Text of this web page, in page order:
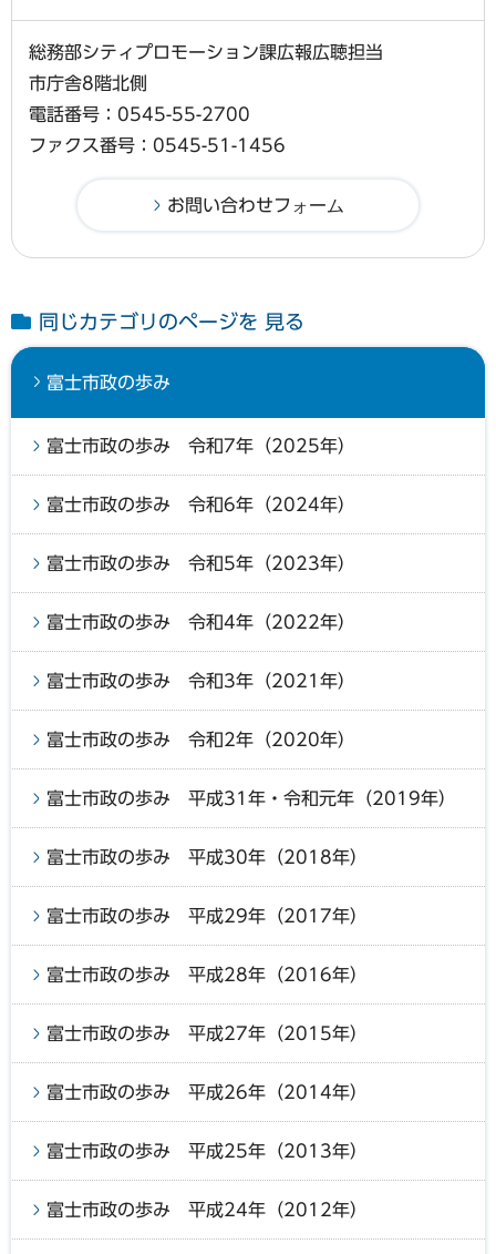
総務部シティプロモーション課広報広聴担当
市庁舎8階北側
電話番号：0545-55-2700
ファクス番号：0545-51-1456
同じカテゴリのページを 見る
富士市政の歩み
富士市政の歩み 令和7年（2025年）
富士市政の歩み 令和6年（2024年）
富士市政の歩み 令和5年（2023年）
富士市政の歩み 令和4年（2022年）
富士市政の歩み 令和3年（2021年）
富士市政の歩み 令和2年（2020年）
富士市政の歩み 平成31年・令和元年（2019年）
富士市政の歩み 平成30年（2018年）
富士市政の歩み 平成29年（2017年）
富士市政の歩み 平成28年（2016年）
富士市政の歩み 平成27年（2015年）
富士市政の歩み 平成26年（2014年）
富士市政の歩み 平成25年（2013年）
富士市政の歩み 平成24年（2012年）